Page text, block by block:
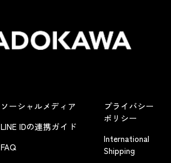
ソーシャルメディア
LINE IDの連携ガイド
FAQ
プライバシー
ポリシー
International
Shipping